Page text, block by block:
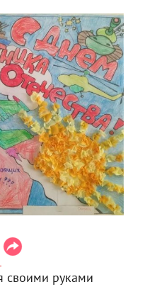
своими руками